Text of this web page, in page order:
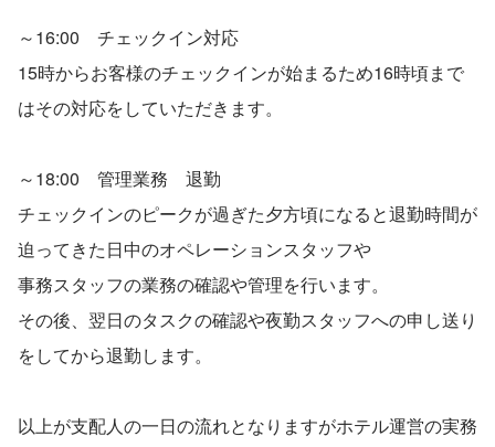
～16:00　チェックイン対応
15時からお客様のチェックインが始まるため16時頃まで
はその対応をしていただきます。
～18:00　管理業務　退勤
チェックインのピークが過ぎた夕方頃になると退勤時間が
迫ってきた日中のオペレーションスタッフや
事務スタッフの業務の確認や管理を行います。
その後、翌日のタスクの確認や夜勤スタッフへの申し送り
をしてから退勤します。
以上が支配人の一日の流れとなりますがホテル運営の実務